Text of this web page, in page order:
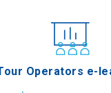
Operators e-
ΛΥΚΕΙΟ ΕΛΛΗΝΙΔΩΝ
ΠΑΡΑΔΟΣΙΑΚΩΝ